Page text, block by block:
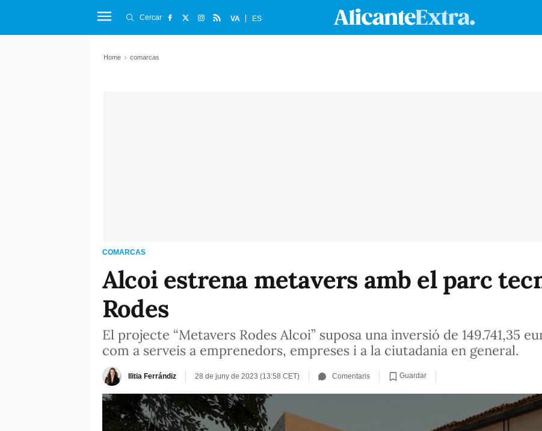
Cercar VA ES
Home comarcas
COMARCAS
Alcoi estrena metavers amb el parc
Rodes
El projecte “Metavers Rodes Alcoi” suposa una inversió de 149.741,35
com a serveis a emprenedors, empreses i a la ciutadania en general.
Ilitia Ferrándiz 28 de juny de 2023 (13:58 CET) Comentaris Guardar